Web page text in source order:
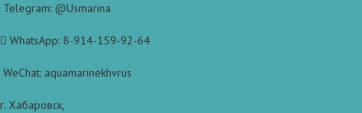
Telegram: @Usmarina
WhatsApp: 8-914-159-92-64
WeChat: aquamarinekhvrus
г. Хабаровск,